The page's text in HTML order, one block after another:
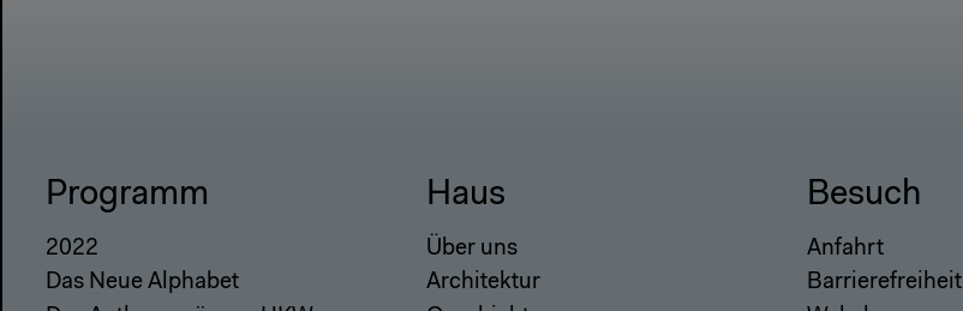
Programm
2022
Das Neue Alphabet
Haus
Über uns
Architektur
Besuch
Anfahrt
Barrierefreiheit